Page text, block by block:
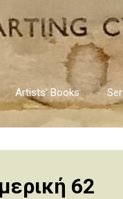
Artists’ Books
62